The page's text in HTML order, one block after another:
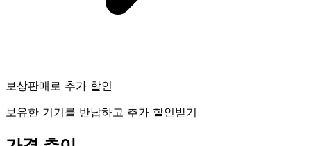
보상판매로 추가 할인
보유한 기기를 반납하고 추가 할인받기